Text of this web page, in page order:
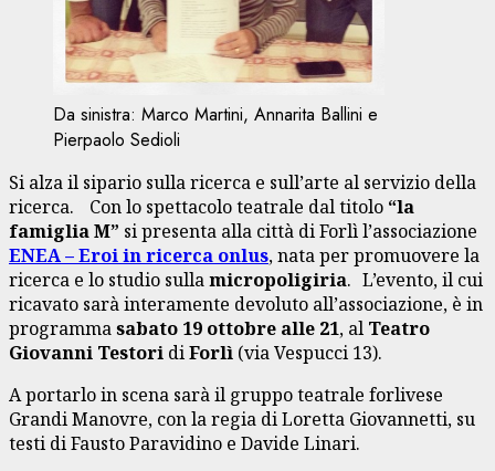
Da sinistra: Marco Martini, Annarita Ballini e
Pierpaolo Sedioli
Si alza il sipario sulla ricerca e sull’arte al servizio della
ricerca. Con lo spettacolo teatrale dal titolo “la
famiglia M” si presenta alla città di Forlì l’associazione
ENEA – Eroi in ricerca onlus, nata per promuovere la
ricerca e lo studio sullamicropoligiria. L’evento, il cui
ricavato sarà interamente devoluto all’associazione, è in
programmasabato 19 ottobre alle 21, al Teatro
Giovanni Testori diForlì (via Vespucci 13).
A portarlo in scena sarà il gruppo teatrale forlivese
Grandi Manovre, con la regia di Loretta Giovannetti, su
testi di Fausto Paravidino e Davide Linari.